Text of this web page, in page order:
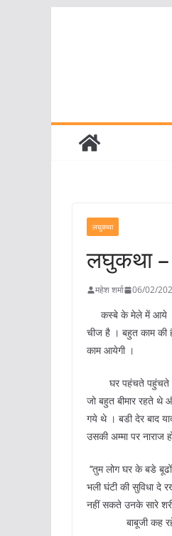
लघुकथा
लघुकथा –
महेश शर्मा 06/02/
कस्बे के मेले में आये
चीज है । बहुत काम की
काम आयेगी ।
घर पहंचते पहुंचते शाम
जो बहुत बीमार रहते
गये थे । बडी देर बाद
उसकी अम्मा पर नाराज
‘‘तुम लोग घर के बडे
भली घंटी की सुविधा दे
नहीं सकते उनके सारे
बाबूजी कह रहे हैं